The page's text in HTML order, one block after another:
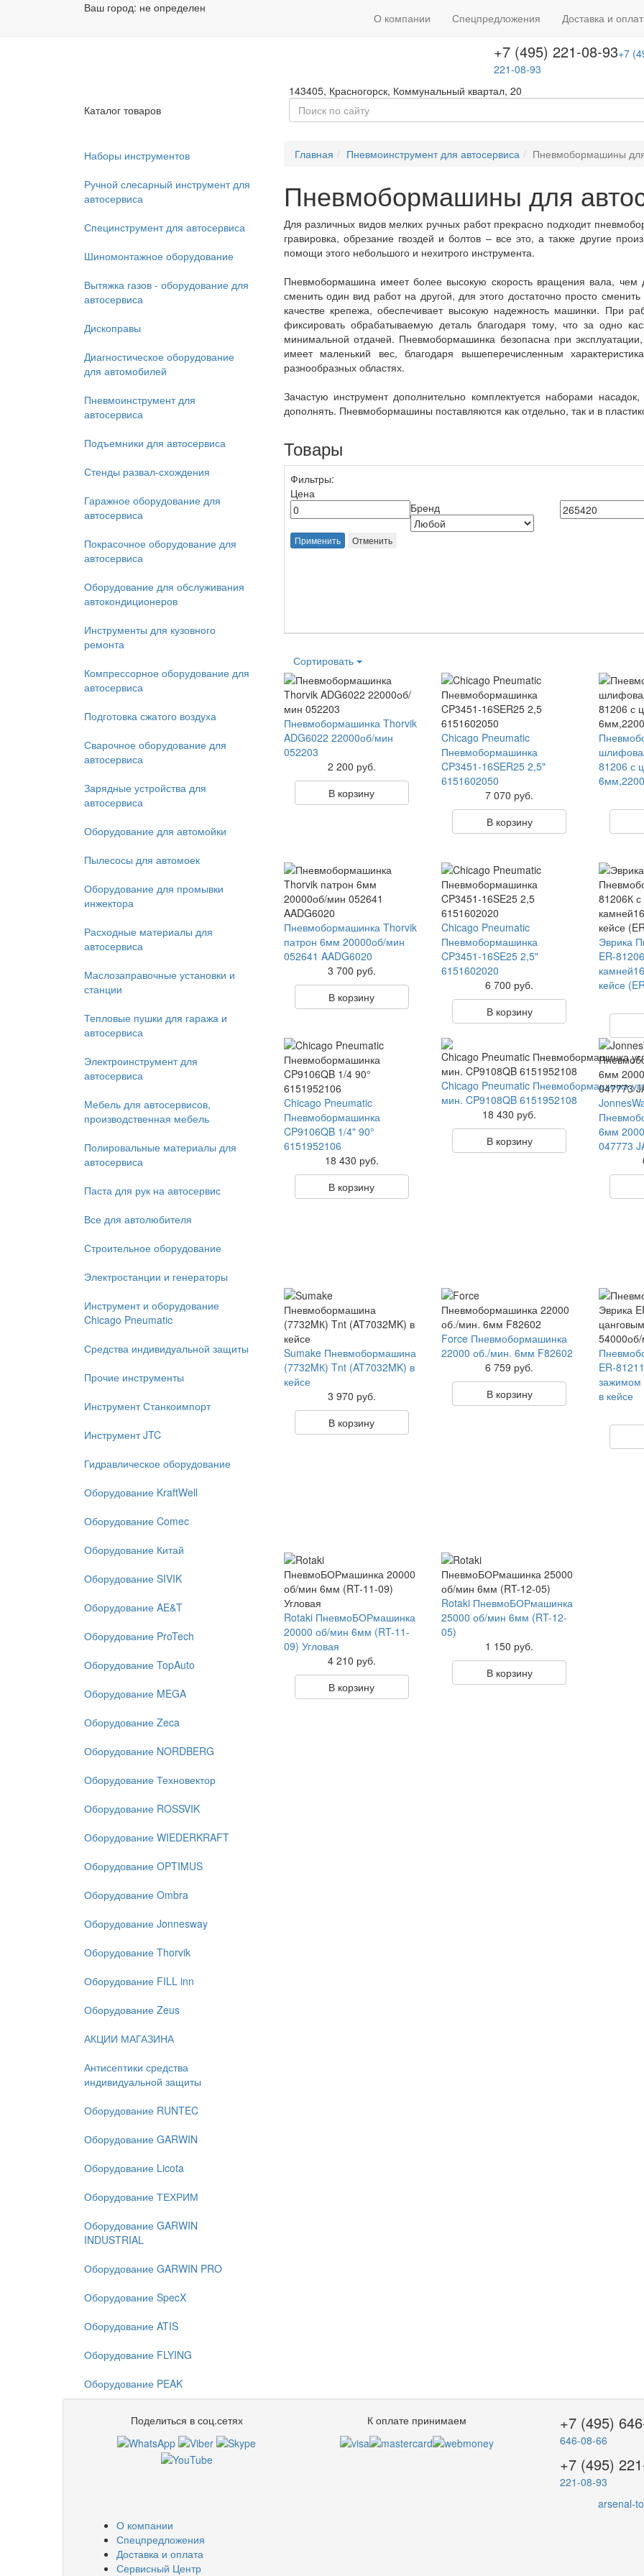
Ваш город: не определен
О компании Спецпредложения Доставка и
Пн - Пт с 09:00 до 18:00
+7 (495) 646-08-66
646-08-66
+7 (495) 221-08-93+7
221-08-93
143405, Красногорск, Коммунальный квартал, 20
Каталог товаров
Наборы инструментов
Ручной слесарный инструмент для
автосервиса
Специнструмент для автосервиса
Шиномонтажное оборудование
Вытяжка газов - оборудование для
автосервиса
Дископравы
Диагностическое оборудование
для автомобилей
Пневмоинструмент для
автосервиса
Подъемники для автосервиса
Стенды развал-схождения
Гаражное оборудование для
автосервиса
Покрасочное оборудование для
автосервиса
Оборудование для обслуживания
автокондиционеров
Инструменты для кузовного
ремонта
Компрессорное оборудование для
автосервиса
Подготовка сжатого воздуха
Сварочное оборудование для
автосервиса
Зарядные устройства для
автосервиса
Оборудование для автомойки
Пылесосы для автомоек
Оборудование для промывки
инжектора
Расходные материалы для
автосервиса
Маслозаправочные установки и
станции
Тепловые пушки для гаража и
автосервиса
Электроинструмент для
автосервиса
Мебель для автосервисов,
производственная мебель
Полировальные материалы для
автосервиса
Паста для рук на автосервис
Все для автолюбителя
Строительное оборудование
Электростанции и генераторы
Инструмент и оборудование
Chicago Pneumatic
Средства индивидуальной защиты
Прочие инструменты
Инструмент Станкоимпорт
Инструмент JTC
Гидравлическое оборудование
Оборудование KraftWell
Оборудование Comec
Оборудование Китай
Оборудование SIVIK
Оборудование AE&T
Оборудование ProTech
Оборудование TopAuto
Оборудование MEGA
Оборудование Zeca
Оборудование NORDBERG
Оборудование Техновектор
Оборудование ROSSVIK
Оборудование WIEDERKRAFT
Оборудование OPTIMUS
Оборудование Ombra
Оборудование Jonnesway
Оборудование Thorvik
Оборудование FILL inn
Оборудование Zeus
АКЦИИ МАГАЗИНА
Антисептики средства
индивидуальной защиты
Оборудование RUNTEC
Оборудование GARWIN
Оборудование Licota
Оборудование ТЕХРИМ
Оборудование GARWIN
INDUSTRIAL
Оборудование GARWIN PRO
Оборудование SpecX
Оборудование ATIS
Оборудование FLYING
Оборудование PEAK
Главная Пневмоинструмент для автосервиса Пневмобормашины
Пневмобормашины для
Для различных видов мелких ручных работ прекрасно подходит
гравировка, обрезание гвоздей и болтов – все это, а также другие
помощи этого небольшого и нехитрого инструмента.
Пневмобормашина имеет более высокую скорость вращения вала, чем
сменить один вид работ на другой, для этого достаточно просто
качестве крепежа, обеспечивает высокую надежность машинки. При
фиксировать обрабатываемую деталь благодаря тому, что за одно
минимальной отдачей. Пневмобормашинка безопасна при
имеет маленький вес, благодаря вышеперечисленным
разнообразных областях.
Зачастую инструмент дополнительно комплектуется наборами
дополнять. Пневмобормашины поставляются как отдельно, так и в
Товары
Фильтры:
Цена
Бренд
Применить Отменить
Сортировать
Пневмобормашинка Thorvik
ADG6022 22000об/мин
052203
2 200 руб.
В корзину
Chicago Pneumatic
Пневмобормашинка
CP3451-16SER25 2,5"
6151602050
7 070 руб.
В корзину
81206 с
Пневмобормашинка Thorvik
патрон 6мм 20000об/мин
052641 AADG6020
3 700 руб.
В корзину
Chicago Pneumatic
Пневмобормашинка
CP3451-16SE25 2,5"
6151602020
6 700 руб.
В корзину
Эврика
ER-
кейсе
Chicago Pneumatic
Пневмобормашинка
CP9106QB 1/4" 90°
6151952106
18 430 руб.
В корзину
Chicago Pneumatic Пневмобормашинка
мин. CP9108QB 6151952108
18 430 руб.
В корзину
6мм
047773
Sumake Пневмобормашина
(7732MК) Tnt (AT7032MK) в
кейсе
3 970 руб.
В корзину
Force Пневмобормашинка
22000 об./мин. 6мм F82602
6 759 руб.
В корзину
ER-
в кейсе
Rotaki ПневмоБОРмашинка
20000 об/мин 6мм (RT-11-
09) Угловая
4 210 руб.
В корзину
Rotaki ПневмоБОРмашинка
25000 об/мин 6мм (RT-12-
05)
1 150 руб.
В корзину
Поделиться в соц.сетях К оплате принимаем +7 (495)
646-08-66
+7 (495)
221-08-93
arsenal-
О компании
Спецпредложения
Доставка и оплата
Сервисный Центр